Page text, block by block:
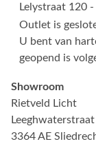
Lelystraat 120
Outlet is
U bent van
geopend is
Showroom
Rietveld Licht
3364 AE